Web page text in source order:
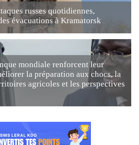
russes quotidiennes,
évacuations à Kramatorsk
mondiale renforcent leur
la préparation aux chocs, la
agricoles et les perspectives